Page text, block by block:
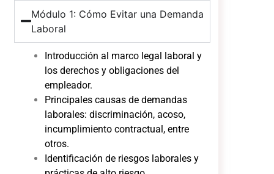
Módulo 1: Cómo Evitar una Demanda
Laboral
Introducción al marco legal laboral y
los derechos y obligaciones del
empleador.
Principales causas de demandas
laborales: discriminación, acoso,
incumplimiento contractual, entre
otros.
Identificación de riesgos laborales y